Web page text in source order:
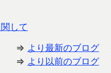
して
⇒ より最新のブログ
⇒ より以前のブログ